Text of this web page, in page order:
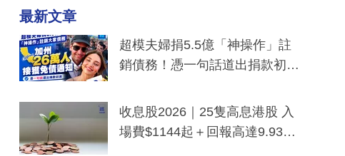
最新文章
超模夫婦捐5.5億「神操作」註
銷債務！憑一句話道出捐款初
一度被誤當詐騙手段
收息股2026｜25隻高息港股 入
場費$1144起＋回報高達9.93